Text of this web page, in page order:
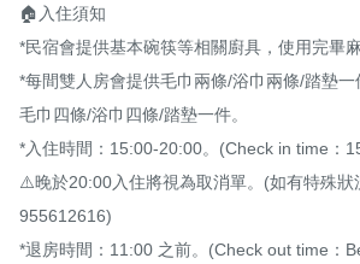
🏠入住須知
*民宿會提供基本碗筷等相關廚具，使用完畢
*每間雙人房會提供毛巾兩條/浴巾兩條/踏墊
毛巾四條/浴巾四條/踏墊一件。
*入住時間：15:00-20:00。(Check in time：
⚠️晚於20:00入住將視為取消單。(如有特殊狀
955612616)
*退房時間：11:00 之前。(Check out time：